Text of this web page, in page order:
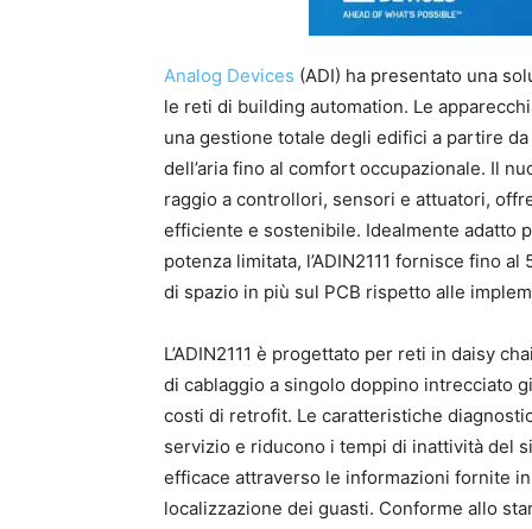
Analog Devices (ADI) ha presentato una
le reti di building automation. Le
una gestione totale degli edifici a partire
dell’aria fino al comfort occupazionale. Il
raggio a controllori, sensori e attuatori,
efficiente e sostenibile. Idealmente adatto
potenza limitata, l’ADIN2111 fornisce fino
di spazio in più sul PCB rispetto alle
L’ADIN2111 è progettato per reti in daisy
di cablaggio a singolo doppino intrecciato
costi di retrofit. Le caratteristiche
servizio e riducono i tempi di inattività del
efficace attraverso le informazioni fornite
localizzazione dei guasti. Conforme allo